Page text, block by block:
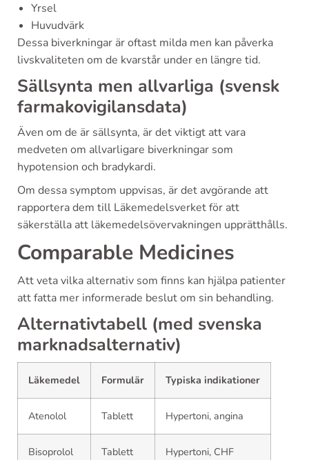
Yrsel
Huvudvärk
Dessa biverkningar är oftast milda men kan påverka
livskvaliteten om de kvarstår under en längre tid.
Sällsynta men allvarliga (svensk
farmakovigilansdata)
Även om de är sällsynta, är det viktigt att vara
medveten om allvarligare biverkningar som
hypotension och bradykardi.
Om dessa symptom uppvisas, är det avgörande att
rapportera dem till Läkemedelsverket för att
säkerställa att läkemedelsövervakningen upprätthålls.
Comparable Medicines
Att veta vilka alternativ som finns kan hjälpa patienter
att fatta mer informerade beslut om sin behandling.
Alternativtabell (med svenska
marknadsalternativ)
Läkemedel Formulär Typiska indikationer
Atenolol Tablett Hypertoni, angina
Bisoprolol Tablett Hypertoni, CHF